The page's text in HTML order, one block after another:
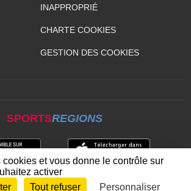
INAPPROPRIÉ
CHARTE COOKIES
GESTION DES COOKIES
SPORTSREGIONS
? CONNEXION
et vous donne le contrôle sur
activer
Tout refuser Personnaliser